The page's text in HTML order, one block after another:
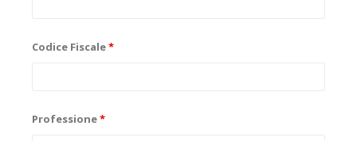
Codice Fiscale*
Professione*